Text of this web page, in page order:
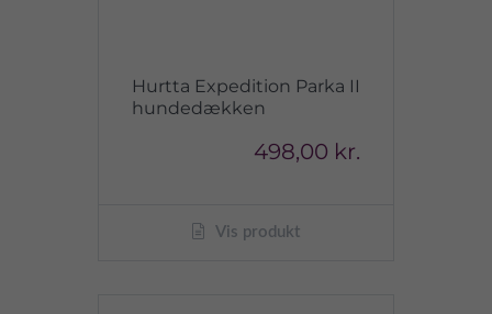
Hurtta Expedition Parka II
hundedækken
498,00 kr.
Vis produkt